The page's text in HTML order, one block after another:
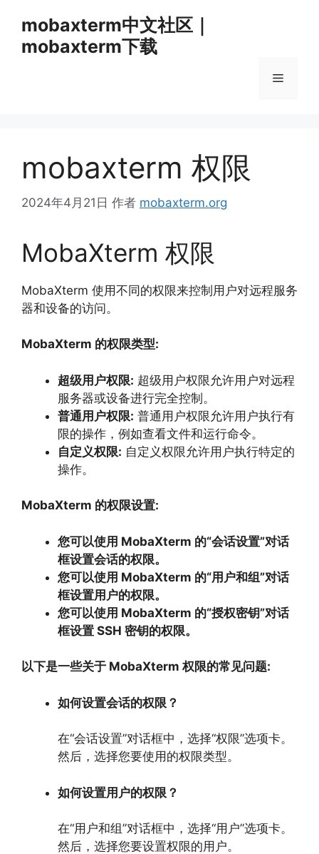
mobaxterm中文社区｜
mobaxterm下载
菜
mobaxterm 权限
2024年4月21日 作者 mobaxterm.org
MobaXterm 权限
MobaXterm 使用不同的权限来控制用户对远程服务
器和设备的访问。
MobaXterm 的权限类型:
超级用户权限: 超级用户权限允许用户对远程
服务器或设备进行完全控制。
普通用户权限: 普通用户权限允许用户执行有
限的操作， 例如查看文件和运行命令。
自定义权限: 自定义权限允许用户执行特定的
操作。
MobaXterm 的权限设置:
您可以使用 MobaXterm 的“会话设置”对话
框设置会话的权限。
您可以使用 MobaXterm 的“用户和组”对话
框设置用户的权限。
您可以使用 MobaXterm 的“授权密钥”对话
框设置 SSH 密钥的权限。
以下是一些关于 MobaXterm 权限的常见问题:
如何设置会话的权限？
在“会话设置”对话框中， 选择“权限”选项卡。
然后， 选择您要使用的权限类型。
如何设置用户的权限？
在“用户和组”对话框中， 选择“用户”选项卡。
然后， 选择您要设置权限的用户。